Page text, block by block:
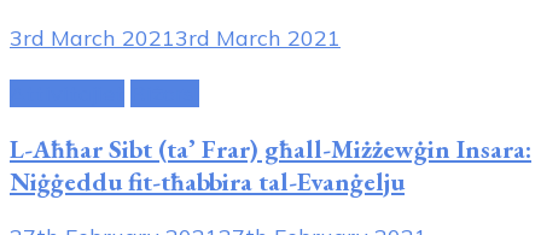
3rd March 20213rd March 2021
L-Aħħar Sibt (ta’ Frar) għall-Miżżewġin Insara:
Niġġeddu fit-tħabbira tal-Evanġelju